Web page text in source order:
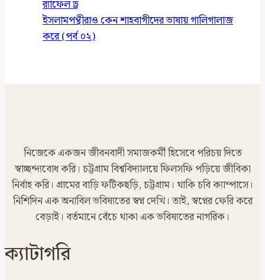
র‍্যাফেল ড্র
ইসলামপন্থীরাও কেন শাহবাগীদের ভাষায় গালিগালাজ
করে (পর্ব ০২)
নিজেকে একজন জীবনবাদী সমাজকর্মী হিসেবে পরিচয় দিতে
স্বাচ্ছন্দ্যবোধ করি। চট্টগ্রাম বিশ্ববিদ্যালয়ে ফিলসফি পড়িয়ে জীবিকা
নির্বাহ করি। গ্রামের বাড়ি ফটিকছড়ি, চট্টগ্রাম। থাকি চবি ক্যাম্পাসে।
নিশিদিন এক অনাবিল ভবিষ্যতের স্বপ্ন দেখি। তাই, স্বপ্নের ফেরি করে
বেড়াই। বর্তমানে বেঁচে থাকা এক ভবিষ্যতের নাগরিক।
ক্যাটাগরি